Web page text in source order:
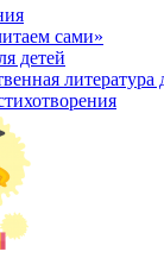
сами»
детей
литература